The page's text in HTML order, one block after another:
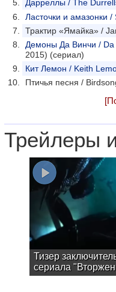
Дарреллы / The
Ласточки и амазонки
Трактир «Ямайка» /
Демоны Да Винчи / Da
2015) (сериал)
Кит Лемон / Keith
Птичья песня /
Трейлеры
Тизер
сериала